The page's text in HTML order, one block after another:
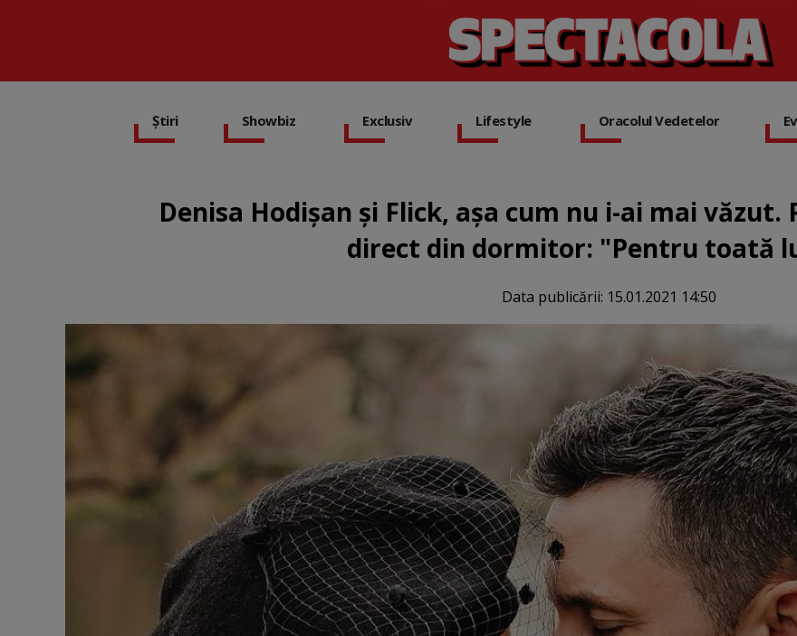
Știri Showbiz Exclusiv Lifestyle Oracolul Vedetelor
Denisa Hodișan și Flick, așa cum nu i-ai mai
direct din dormitor: "Pentru toată
Data publicării: 15.01.2021 14:50